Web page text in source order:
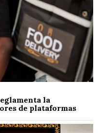
la
de plataformas